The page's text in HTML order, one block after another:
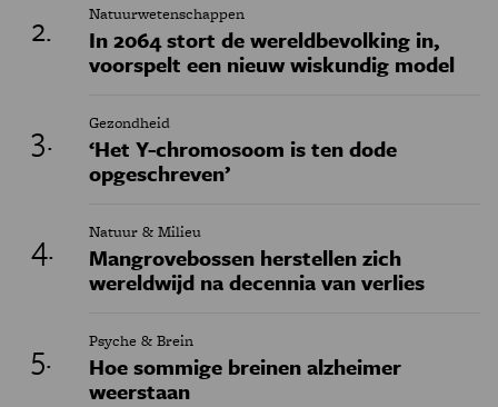
Natuurwetenschappen
In 2064 stort de wereldbevolking in,
voorspelt een nieuw wiskundig model
Gezondheid
‘Het Y-chromosoom is ten dode
opgeschreven’
Natuur & Milieu
Mangrovebossen herstellen zich
wereldwijd na decennia van verlies
Psyche & Brein
Hoe sommige breinen alzheimer
weerstaan